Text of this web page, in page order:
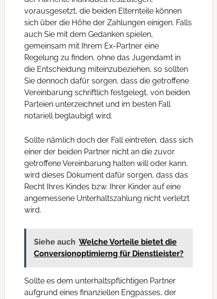
vorausgesetzt, die beiden Elternteile können
sich über die Höhe der Zahlungen einigen. Falls
auch Sie mit dem Gedanken spielen,
gemeinsam mit Ihrem Ex-Partner eine
Regelung zu finden, ohne das Jugendamt in
die Entscheidung miteinzubeziehen, so sollten
Sie dennoch dafür sorgen, dass die getroffene
Vereinbarung schriftlich festgelegt, von beiden
Parteien unterzeichnet und im besten Fall
notariell beglaubigt wird.
Sollte nämlich doch der Fall eintreten, dass sich
einer der beiden Partner nicht an die zuvor
getroffene Vereinbarung halten will oder kann,
wird dieses Dokument dafür sorgen, dass das
Recht Ihres Kindes bzw. Ihrer Kinder auf eine
angemessene Unterhaltszahlung nicht verletzt
wird.
Siehe auch Welche Vorteile bietet die
Conversionoptimierng für Dienstleister?
Sollte es dem unterhaltspflichtigen Partner
aufgrund eines finanziellen Engpasses, der